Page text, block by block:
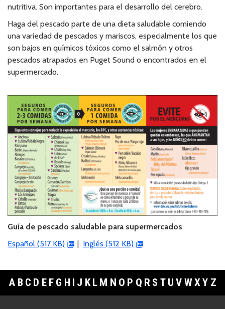
nutritiva. Son importantes para el desarrollo del cerebro.
Haga del pescado parte de una dieta saludable comiendo
una variedad de pescados y mariscos, especialmente los que
son bajos en químicos tóxicos como el salmón y otros
pescados atrapados en Puget Sound o encontrados en el
supermercado.
Guía de pescado saludable para supermercados
Español (517 KB)
| Inglés (512 KB)
A B C D E F G H I J K L M N O P Q R S T U V WXY Z